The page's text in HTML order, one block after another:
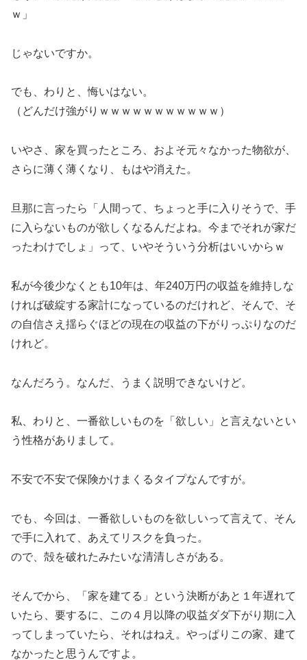
ｗ」
じゃないですか。
でも、わりと、悔いはない。
（どんだけ強がりｗｗｗｗｗｗｗｗｗｗｗ）
いやさ、家を買ったところ、およそ元々なかった物欲が、
さらに薄く薄くなり、もはや消えた。
旦那に言ったら「人間って、ちょっと手に入りそうで、手
に入らないものが欲しくなるんだよね。今までそれが家だ
ったわけでしょ」って、いやそういう分析はいいからｗ
私が今後少なくとも10年は、年240万円の収益を維持しな
ければ破綻する家計になっているのだけれど、そんで、そ
の自信さえ揺らぐほどの現在の収益の下がりっぷりなのだ
けれど。
なんだろう。なんだ、うまく説明できないけど。
私、わりと、一番欲しいものを「欲しい」と言えないとい
う性格がありまして。
不安で不安で保険かけまくるタイプなんですが。
でも、今回は、一番欲しいものを欲しいって言えて、そん
で手に入れて、あえてリスクを負った。
ので、殻を破れたみたいな清清しさがある。
そんでから、「家を建てる」という決断があと１年遅れて
いたら、要するに、この４月以降の収益ダダ下がり期に入
ってしまっていたら、それはねえ。やっぱりこの家、建て
なかったと思うんですよ。